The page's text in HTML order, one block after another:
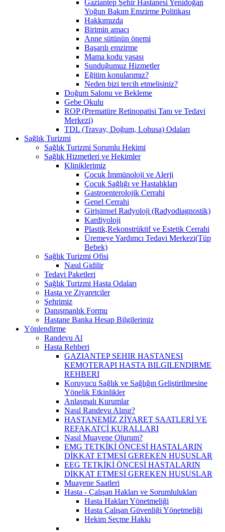
Gaziantep Şehir Hastanesi Yenidoğan
Yoğun Bakım Emzirme Politikası
Hakkımızda
Birimin amacı
Anne sütünün önemi
Başarılı emzirme
Mama kodu yasası
Sunduğumuz Hizmetler
Eğitim konularımız?
Neden bizi tercih etmelisiniz?
Doğum Salonu ve Bekleme
Gebe Okulu
ROP (Prematüre Retinopatisi Tanı ve Tedavi
Merkezi)
TDL (Travay, Doğum, Lohusa) Odaları
Sağlık Turizmi
Sağlık Turizmi Sorumlu Hekimi
Sağlık Hizmetleri ve Hekimler
Kliniklerimiz
Çocuk İmmünoloji ve Alerji
Çocuk Sağlığı ve Hastalıkları
Gastroenterolojik Cerrahi
Genel Cerrahi
Girişimsel Radyoloji (Radyodiagnostik)
Kardiyoloji
Plastik,Rekonstrüktif ve Estetik Cerrahi
Üremeye Yardımcı Tedavi Merkezi(Tüp
Bebek)
Sağlık Turizmi Ofisi
Nasıl Gidilir
Tedavi Paketleri
Sağlık Turizmi Hasta Odaları
Hasta ve Ziyaretçiler
Şehrimiz
Danışmanlık Formu
Hastane Banka Hesap Bilgilerimiz
Yönlendirme
Randevu Al
Hasta Rehberi
GAZIANTEP SEHIR HASTANESI
KEMOTERAPI HASTA BILGILENDIRME
REHBERI
Koruyucu Sağlık ve Sağlığın Geliştirilmesine
Yönelik Etkinlikler
Anlaşmalı Kurumlar
Nasıl Randevu Alınır?
HASTANEMİZ ZİYARET SAATLERİ VE
REFAKATÇİ KURALLARI
Nasıl Muayene Olurum?
EMG TETKİKİ ÖNCESİ HASTALARIN
DİKKAT ETMESİ GEREKEN HUSUSLAR
EEG TETKİKİ ÖNCESİ HASTALARIN
DİKKAT ETMESİ GEREKEN HUSUSLAR
Muayene Saatleri
Hasta - Çalışan Hakları ve Sorumlulukları
Hasta Hakları Yönetmeliği
Hasta Çalışan Güvenliği Yönetmeliği
Hekim Seçme Hakkı